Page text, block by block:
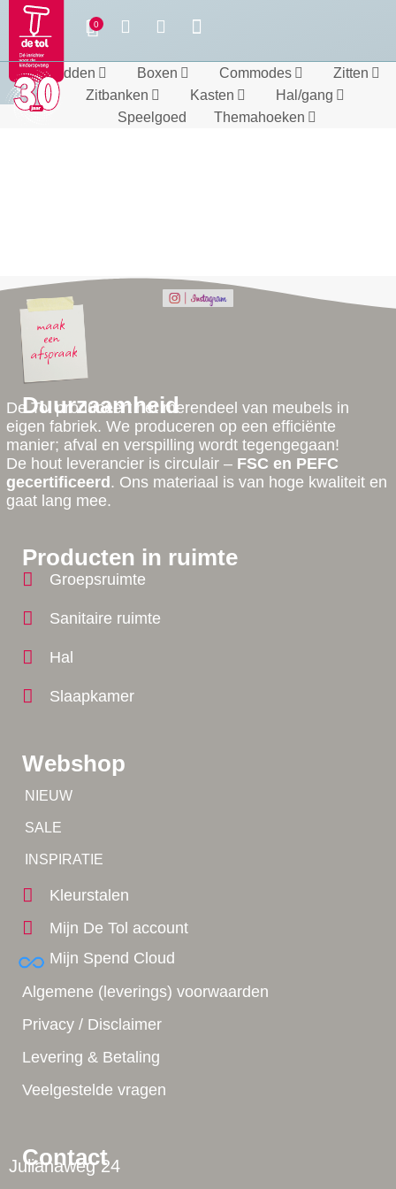
Bedden Boxen Commodes
Zitten
Zitbanken
Kasten
Hal/gang
Speelgoed
Themahoeken
Contact
Julianaweg 24
Webshop
NIEUW
SALE
INSPIRATIE
Kleurstalen
Mijn De Tol account
Mijn Spend Cloud
Algemene (leverings) voorwaarden
Privacy / Disclaimer
Levering & Betaling
Veelgestelde vragen
Producten in ruimte
Groepsruimte
Sanitaire ruimte
Hal
Slaapkamer
Duurzaamheid
De Tol produceert het merendeel van meubels in
eigen fabriek. We produceren op een efficiënte
manier; afval en verspilling wordt tegengegaan!
De hout leverancier is circulair – FSC en PEFC
gecertificeerd . Ons materiaal is van hoge kwaliteit en
gaat lang mee.